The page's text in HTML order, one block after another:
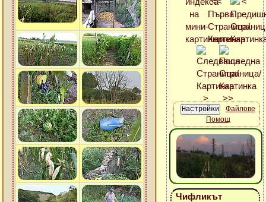
Файлове
Помощ
Чифликът